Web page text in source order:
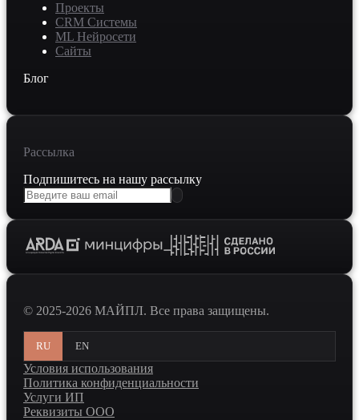
Проекты
CRM Системы
ML Нейросети
Сайты
Блог
Рассылка
Подпишитесь на нашу рассылку
© 2025-2026 МАЙПЛ. Все права защищены.
RU EN
Условия использования
Политика конфиденциальности
Услуги ИП
Реквизиты ООО